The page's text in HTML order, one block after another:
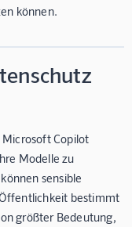
können.
Microsoft Copilot
Modelle zu
sensible
bestimmt
größter Bedeutung,